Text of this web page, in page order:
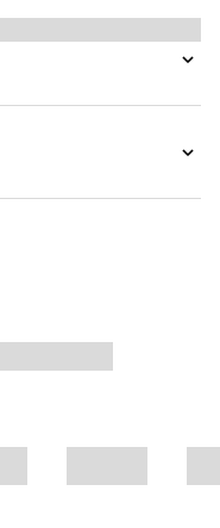
au style
robe modernisée,
présente un